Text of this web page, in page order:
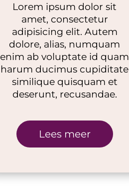
Lorem ipsum dolor sit
amet, consectetur
adipisicing elit. Autem
dolore, alias, numquam
enim ab voluptate id quam
harum ducimus cupiditate
similique quisquam et
deserunt, recusandae.
Lees meer